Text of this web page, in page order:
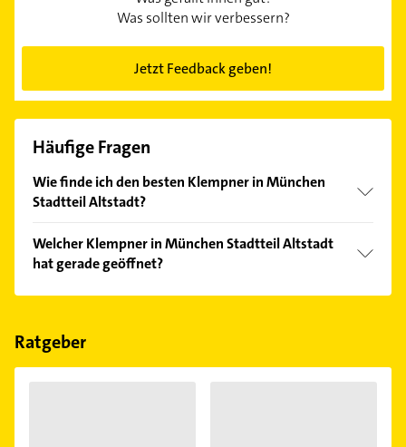
Was sollten wir verbessern?
Jetzt Feedback geben!
Häufige Fragen
Wie finde ich den besten Klempner in München
Stadtteil Altstadt?
Kundenmeinungen und profitieren Sie von den
Empfehlungen. Die Suchergebnisse können Sie sich
einfach nachBewertungensortiert anzeigen lassen.
Welcher Klempner in München Stadtteil Altstadt
hat gerade geöffnet?
Im Anbieter-Bereich finden Sie alleÖffnungszeiten.
Feiertagen abweichen können.
Ratgeber